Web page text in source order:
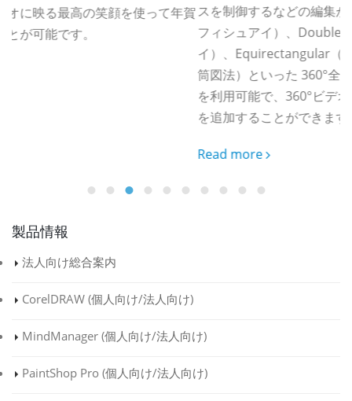
賀スを制御するなどの編集が行えます。 Single Fisheye（1×
フィシュアイ）、Double Fisheye（ダブルフィッシュア
イ）、Equirectangular（エクイレクタングラー、正距円
筒図法）といった 360°全天球ビデオの人気フォーマット
を利用可能で、360°ビデオの中に対応のタイトルテキスト
製品情報
法人向け総合案内
CorelDRAW (個人向け/法人向け)
MindManager (個人向け/法人向け)
PaintShop Pro (個人向け/法人向け)